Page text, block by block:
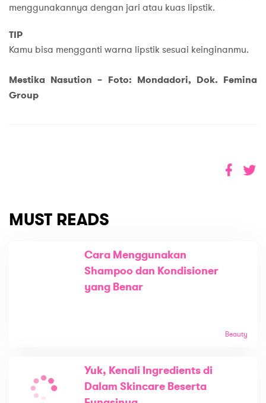
menggunakannya dengan jari atau kuas lipstik.
TIP
Kamu bisa mengganti warna lipstik sesuai keinginanmu.
Mestika Nasution – Foto: Mondadori, Dok. Femina
Group
MUST READS
Cara Menggunakan
Shampoo dan Kondisioner
yang Benar
Beauty
Yuk, Kenali Ingredients di
Dalam Skincare Beserta